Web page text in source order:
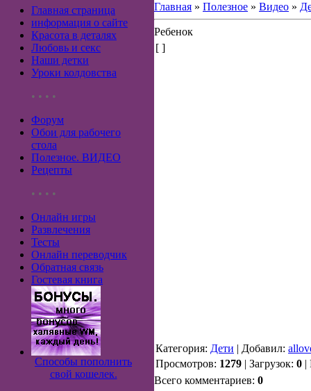
Главная страница
информация о сайте
Красота в деталях
Любовь и секс
Наши детки
Уроки колдовства
• • • •
Форум
Обои для рабочего
стола
Полезное. ВИДЕО
Рецепты
• • • •
Онлайн игры
Развлечения
Тесты
Онлайн переводчик
Обратная связь
Гостевая книга
Способы пополнить
свой кошелек.
Главная » Полезное » Видео »
Ребенок
[ ]
Категория: Дети | Добавил:
Просмотров: 1279 | Загрузок: 0 |
Всего комментариев: 0